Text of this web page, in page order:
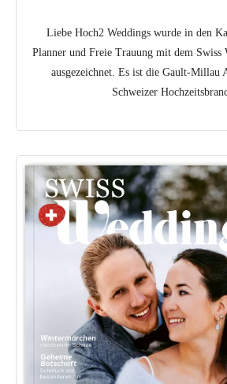
Liebe Hoch2 Weddings wurde in den
Planner und Freie Trauung mit dem Swiss
ausgezeichnet. Es ist die Gault-Millau
Schweizer